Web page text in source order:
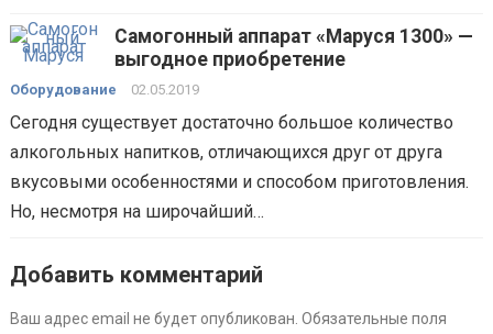
Самогонный аппарат «Маруся 1300» —
выгодное приобретение
Оборудование 02.05.2019
Сегодня существует достаточно большое количество
алкогольных напитков, отличающихся друг от друга
вкусовыми особенностями и способом приготовления.
Но, несмотря на широчайший…
Добавить комментарий
Ваш адрес email не будет опубликован. Обязательные поля